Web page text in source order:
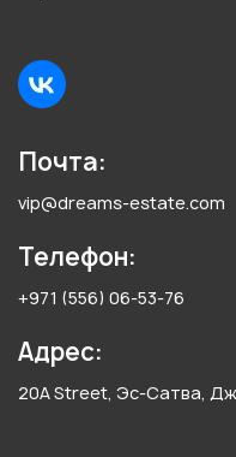
Почта:
vip@dreams-estate.com
Телефон:
+971 (556) 06-53-76
Адрес:
20A Street, Эс-Сатва,